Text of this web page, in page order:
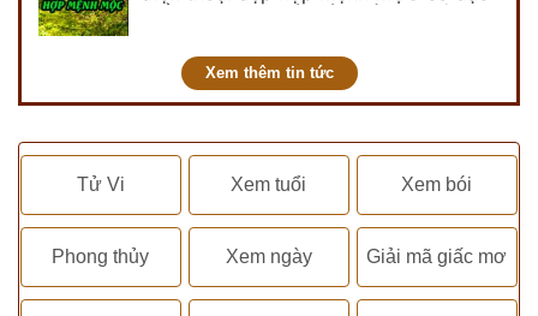
điểm ra sao? Dưới góc nhìn chuyên gia
Xem thêm tin tức
Tử Vi Xem tuổi Xem bói
Phong thủy Xem ngày Giải mã giấc mơ